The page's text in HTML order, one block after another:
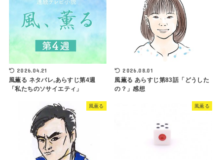
2026.04.21
風薫る ネタバレ,あらすじ第4週
「私たちのソサイエティ」
2026.08.01
風薫る あらすじ第83話「どうした
の？」感想
風薫る 風薫る